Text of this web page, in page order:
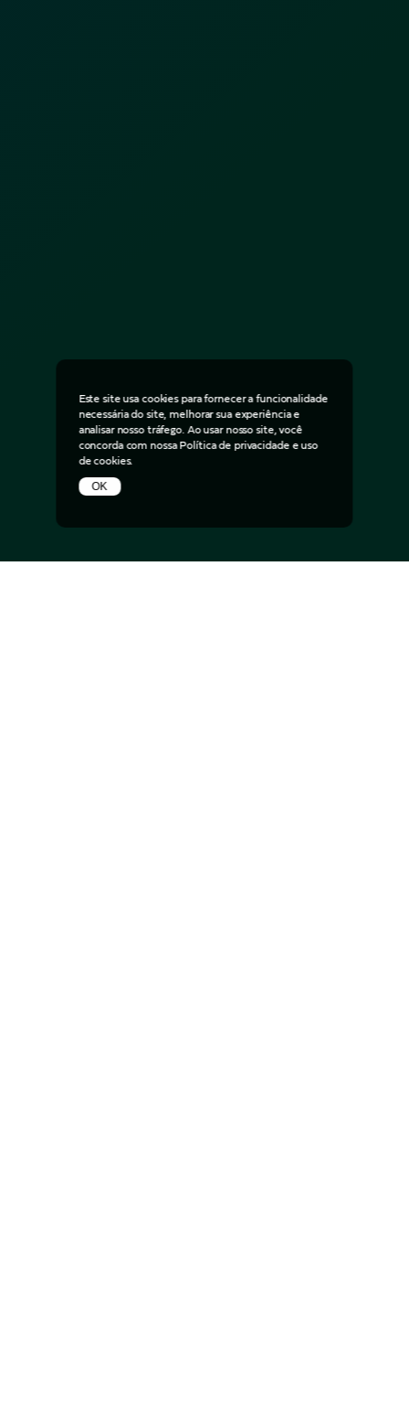
Este site usa cookies para fornecer a funcionalidade
necessária do site, melhorar sua experiência e
analisar nosso tráfego. Ao usar nosso site, você
concorda com nossaPolítica de privacidadee uso
de cookies.
OK